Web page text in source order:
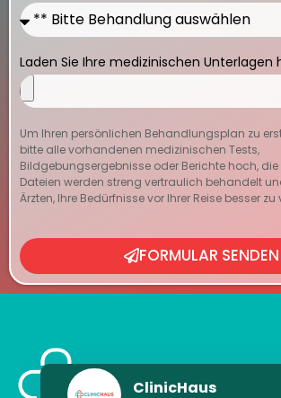
Laden Sie Ihre medizinischen
Um Ihren persönlichen Behandlungsplan zu
bitte alle vorhandenen medizinischen Tests,
Bildgebungsergebnisse oder Berichte hoch, die
Dateien werden streng vertraulich behandelt
Ärzten, Ihre Bedürfnisse vor Ihrer Reise besser zu
FORMULAR SENDEN
ClinicHaus